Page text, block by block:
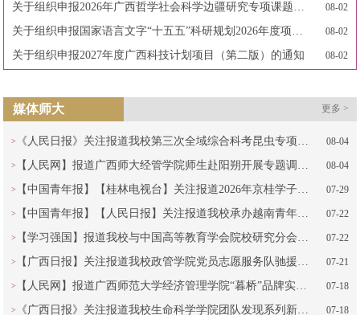
关于组织申报2026年广西哲学社会科学边疆研究专项课题的通知 08-02
关于组织申报国家语言文字“十五五”科研规划2026年度项目的通知 08-02
关于组织申报2027年度广西科技计划项目（第二版）的通知 08-02
媒体师大 更多 >
《人民日报》关注报道我校第三次全域综合科考昆虫专项调查科研结果 08-04
【人民网】报道广西师大经管学院师生赴阳朔开展专题调研活动 08-04
【中国青年报】【桂林电视台】关注报道2026年京桂学子“壮苗计划”夏令营在我校开营 07-29
【中国青年报】【人民日报】关注报道我校承办越南青年来华红色研学营 07-22
【学习强国】报道我校与中国高等教育学会院校研究分会共同组织的“新时代高等教育创新发展丛书”发布活动，我校教授在会上介绍丛书编撰情况 07-22
【广西日报】关注报道我校政管学院党员志愿服务队驰援横州安置点开展灾后帮扶 07-21
【人民网】报道广西师范大学经济管理学院“暮桥”品牌实践育人赋能乡村振兴成果 07-18
《广西日报》关注报道我校生命科学学院团队发现系列新物种事迹 07-18